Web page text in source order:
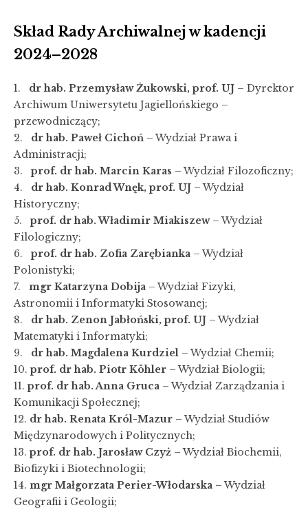
Skład Rady Archiwalnej w kadencji
2024–2028
1. dr hab. Przemysław Żukowski, prof. UJ – Dyrektor
Archiwum Uniwersytetu Jagiellońskiego –
przewodniczący;
2. dr hab. Paweł Cichoń – Wydział Prawa i
Administracji;
3. prof. dr hab. Marcin Karas – Wydział Filozoficzny;
4. dr hab. Konrad Wnęk, prof. UJ – Wydział
Historyczny;
5. prof. dr hab. Władimir Miakiszew– Wydział
Filologiczny;
6. prof. dr hab. Zofia Zarębianka – Wydział
Polonistyki;
7. mgr Katarzyna Dobija – Wydział Fizyki,
Astronomii i Informatyki Stosowanej;
8. dr hab. Zenon Jabłoński, prof. UJ – Wydział
Matematyki i Informatyki;
9. dr hab. Magdalena Kurdziel – Wydział Chemii;
10. prof. dr hab. Piotr Köhler – Wydział Biologii;
11. prof. dr hab. Anna Gruca – Wydział Zarządzania i
Komunikacji Społecznej;
12. dr hab. Renata Król-Mazur – Wydział Studiów
Międzynarodowych i Politycznych;
13. prof. dr hab. Jarosław Czyż – Wydział Biochemii,
Biofizyki i Biotechnologii;
14. mgr Małgorzata Perier-Włodarska – Wydział
Geografii i Geologii;